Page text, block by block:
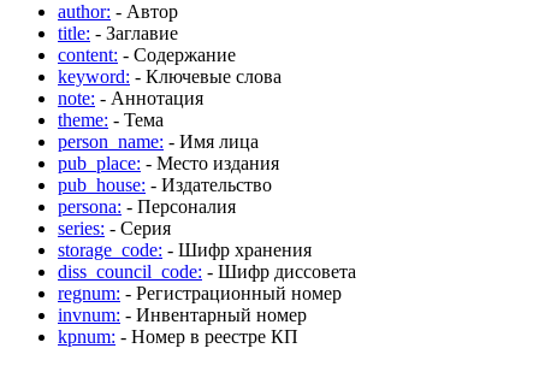
author: - Автор
title: - Заглавие
content: - Содержание
keyword: - Ключевые слова
note: - Аннотация
theme: - Тема
person_name: - Имя лица
pub_place: - Место издания
pub_house: - Издательство
persona: - Персоналия
series: - Серия
storage_code: - Шифр хранения
diss_council_code: - Шифр диссовета
regnum: - Регистрационный номер
invnum: - Инвентарный номер
kpnum: - Номер в реестре КП